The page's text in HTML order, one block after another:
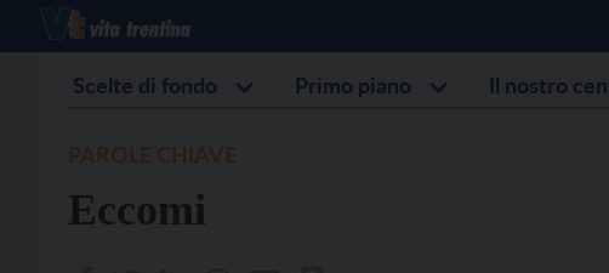
Scelte di fondo Primo piano Il nostro
Eccomi